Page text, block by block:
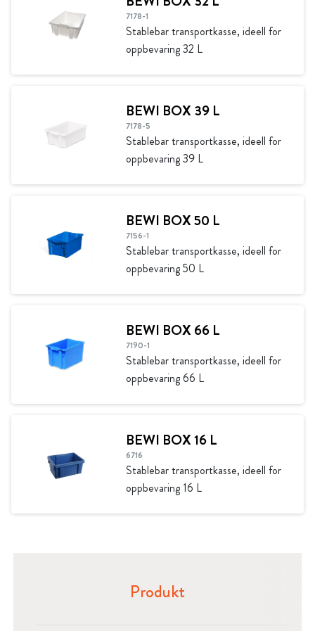
7178-1
Stablebar transportkasse, ideell for
oppbevaring 32 L
BEWI BOX 39 L
7178-5
Stablebar transportkasse, ideell for
oppbevaring 39 L
BEWI BOX 50 L
7156-1
Stablebar transportkasse, ideell for
oppbevaring 50 L
BEWI BOX 66 L
7190-1
Stablebar transportkasse, ideell for
oppbevaring 66 L
BEWI BOX 16 L
6716
Stablebar transportkasse, ideell for
oppbevaring 16 L
Produkt